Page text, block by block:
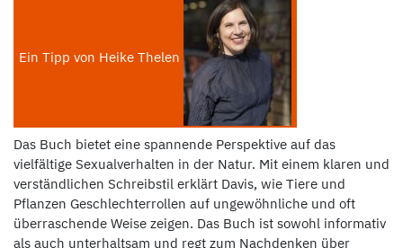
Ein Tipp von Heike Thelen
Das Buch bietet eine spannende Perspektive auf das
vielfältige Sexualverhalten in der Natur. Mit einem klaren und
verständlichen Schreibstil erklärt Davis, wie Tiere und
Pflanzen Geschlechterrollen auf ungewöhnliche und oft
überraschende Weise zeigen. Das Buch ist sowohl informativ
als auch unterhaltsam und regt zum Nachdenken über